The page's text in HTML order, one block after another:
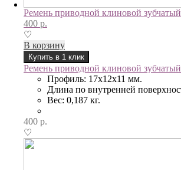
Ремень приводной клиновой
400 р.
♡
В корзину
Купить в 1 клик
Ремень приводной клиновой
Профиль: 17х12х11 мм.
Длина по внутренней
Вес: 0,187 кг.
400 р.
♡